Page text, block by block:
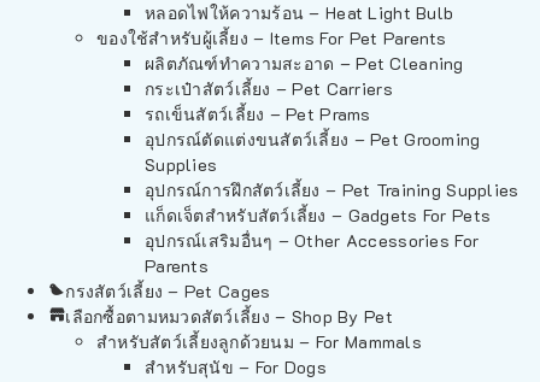
หลอดไฟให้ความร้อน – Heat Light Bulb
ของใช้สำหรับผู้เลี้ยง – Items For Pet Parents
ผลิตภัณฑ์ทำความสะอาด – Pet Cleaning
กระเป๋าสัตว์เลี้ยง – Pet Carriers
รถเข็นสัตว์เลี้ยง – Pet Prams
อุปกรณ์ตัดแต่งขนสัตว์เลี้ยง – Pet Grooming
Supplies
อุปกรณ์การฝึกสัตว์เลี้ยง – Pet Training Supplies
แก็ดเจ็ตสำหรับสัตว์เลี้ยง – Gadgets For Pets
อุปกรณ์เสริมอื่นๆ – Other Accessories For
Parents
กรงสัตว์เลี้ยง – Pet Cages
เลือกซื้อตามหมวดสัตว์เลี้ยง – Shop By Pet
สำหรับสัตว์เลี้ยงลูกด้วยนม – For Mammals
สำหรับสุนัข – For Dogs